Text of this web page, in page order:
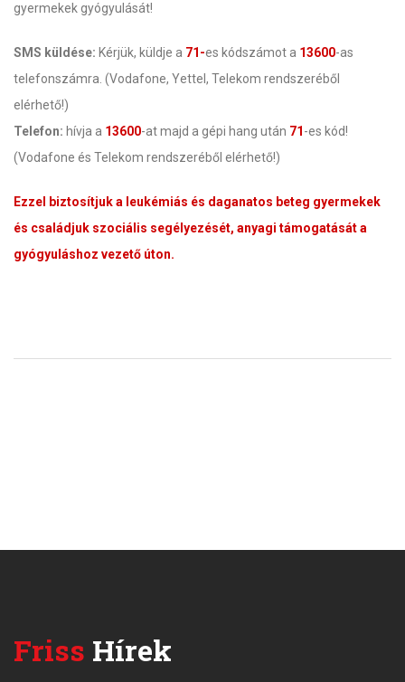
gyermekek gyógyulását!
SMS küldése: Kérjük, küldje a 71-es kódszámot a 13600-as
telefonszámra. (Vodafone, Yettel, Telekom rendszeréből
elérhető!)
Telefon: hívja a 13600-at majd a gépi hang után 71-es kód!
(Vodafone és Telekom rendszeréből elérhető!)
Ezzel biztosítjuk a leukémiás és daganatos beteg gyermekek
és családjuk szociális segélyezését, anyagi támogatását a
gyógyuláshoz vezető úton.
Friss Hírek